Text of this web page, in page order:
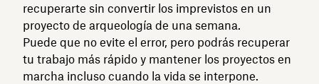
recuperarte sin convertir los imprevistos en un
proyecto de arqueología de una semana.
Puede que no evite el error, pero podrás recuperar
tu trabajo más rápido y mantener los proyectos en
marcha incluso cuando la vida se interpone.